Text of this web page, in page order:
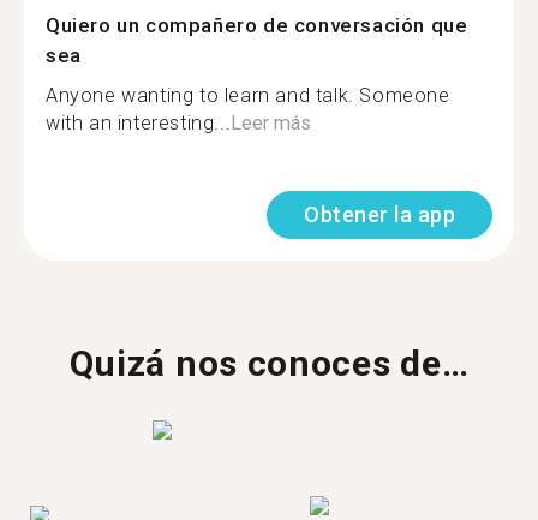
Quiero un compañero de conversación que
sea
Anyone wanting to learn and talk. Someone
with an interesting...Leer más
Obtener la app
Quizá nos conoces de…